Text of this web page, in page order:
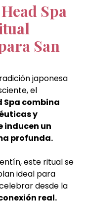
Spa
San
japonesa
el
Spa combina
y
inducen un
profunda.
este ritual se
ideal para
desde la
real.